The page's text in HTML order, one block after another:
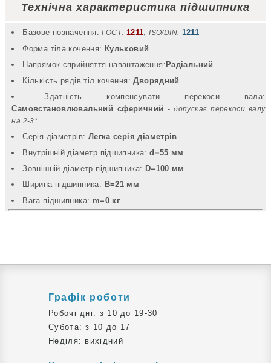
Технічна характеристика підшипника
Базове позначення: ГОСТ: 1211,ISO/DIN: 1211
Форма тіла кочення: Кульковий
Напрямок сприйняття навантаження: Радіальний
Кількість рядів тіл кочення:Дворядний
Здатність компенсувати перекоси вала:
Самовстановлювальний сферичний- допускає перекоси валу
на 2-3*
Серія діаметрів: Легка серія діаметрів
Внутрішній діаметр підшипника:d=55 мм
Зовнішній діаметр підшипника: D=100 мм
Ширина підшипника: B=21 мм
Вага підшипника: m=0 кг
Графік роботи
Робочі дні: з 10 до 19-30
Субота: з 10 до 17
Неділя: вихідний